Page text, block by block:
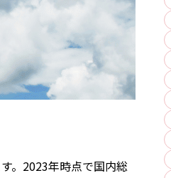
。2023年時点で国内総